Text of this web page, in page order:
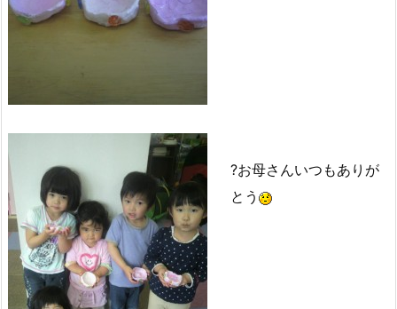
?お母さんいつもありが
とう